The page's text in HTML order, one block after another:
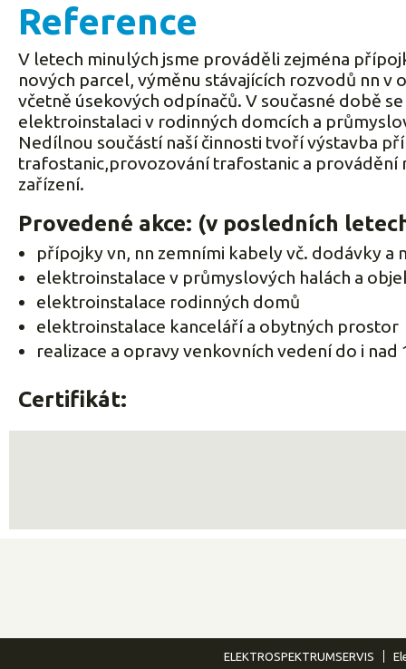
Reference
V letech minulých jsme prováděli zejména
nových parcel, výměnu stávajících rozvodů nn v
včetně úsekových odpínačů. V současné době
elektroinstalaci v rodinných domcích a
Nedílnou součástí naší činnosti tvoří výstavba
trafostanic,provozování trafostanic a provádění
zařízení.
Provedené akce: (v posledních
přípojky vn, nn zemními kabely vč. dodávky a
elektroinstalace v průmyslových halách a
elektroinstalace rodinných domů
elektroinstalace kanceláří a obytných prostor
realizace a opravy venkovních vedení do i nad
Certifikát:
ELEKTROSPEKTRUMSERVIS